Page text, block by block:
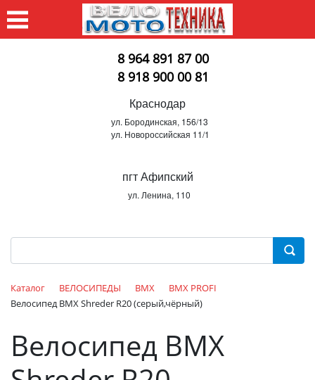
8 964 891 87 00
8 918 900 00 81
Краснодар
ул. Бородинская, 156/13
ул. Новороссийская 11/1
пгт Афипский
ул. Ленина, 110
Каталог ВЕЛОСИПЕДЫ BMX
BMX PROFI
Велосипед BMX Shreder R20 (серый,чёрный)
Велосипед BMX